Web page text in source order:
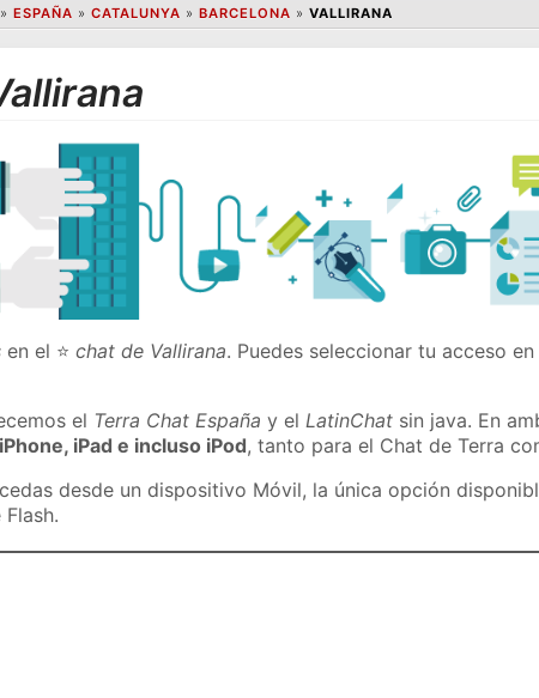
» ESPAÑA » CATALUNYA » BARCELONA » VALLIRANA
en el ⭐chat de Vallirana. Puedes seleccionar tu acceso
el Terra Chat España y elLatinChat sin java. En
iPad e incluso iPod, tanto para el Chat de Terra
desde un dispositivo Móvil, la única opción